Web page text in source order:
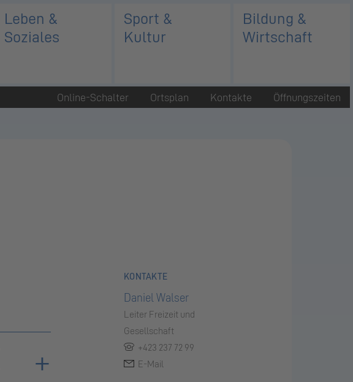
Leben &
Soziales
Sport &
Kultur
Bildung &
Wirtschaft
Online-Schalter Ortsplan Kontakte Öffnungszeiten
KONTAKTE
Daniel Walser
Leiter Freizeit und
Gesellschaft
+423 237 72 99
E-Mail